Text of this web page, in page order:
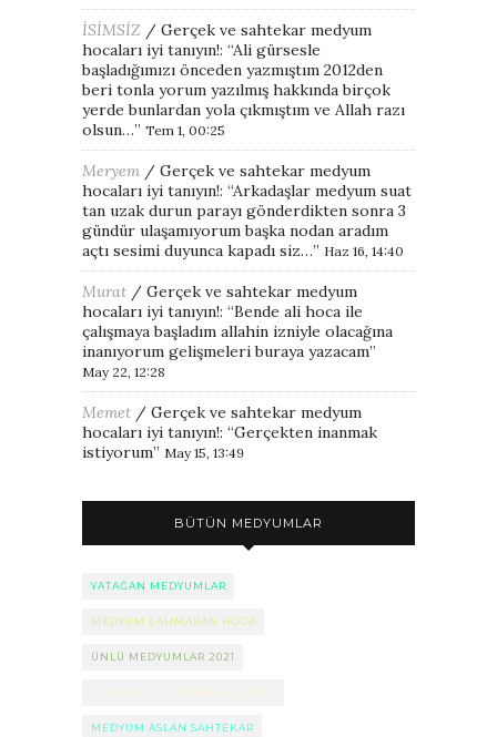
İSİMSİZ / Gerçek ve sahtekar medyum
hocaları iyi tanıyın!: “Ali gürsesle
başladığımızı önceden yazmıştım 2012den
beri tonla yorum yazılmış hakkında birçok
yerde bunlardan yola çıkmıştım ve Allah razı
olsun…” Tem 1, 00:25
Meryem / Gerçek ve sahtekar medyum
hocaları iyi tanıyın!: “Arkadaşlar medyum suat
tan uzak durun parayı gönderdikten sonra 3
gündür ulaşamıyorum başka nodan aradım
açtı sesimi duyunca kapadı siz…” Haz 16, 14:40
Murat / Gerçek ve sahtekar medyum
hocaları iyi tanıyın!: “Bende ali hoca ile
çalışmaya başladım allahin izniyle olacağına
inanıyorum gelişmeleri buraya yazacam”
May 22, 12:28
Memet / Gerçek ve sahtekar medyum
hocaları iyi tanıyın!: “Gerçekten inanmak
istiyorum” May 15, 13:49
BÜTÜN MEDYUMLAR
YATAĞAN MEDYUMLAR
MEDYUM ŞAHMARAN HOCA
ÜNLÜ MEDYUMLAR 2021
MANAVGAT MEDYUM HOCALAR
MEDYUM ASLAN SAHTEKAR